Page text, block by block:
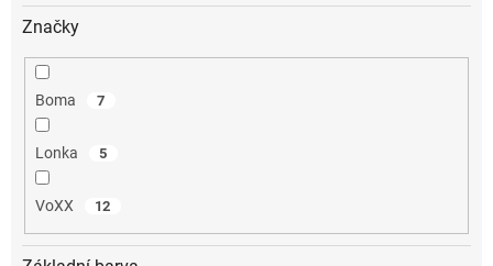
Značky
Boma 7
Lonka 5
VoXX 12